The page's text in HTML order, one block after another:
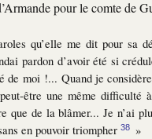
pour le comte de
qu’elle me dit pour sa
pardon d’avoir été si
de moi !... Quand je
être une même
que de la blâmer... Je n’ai
en pouvoir triompher 38 »